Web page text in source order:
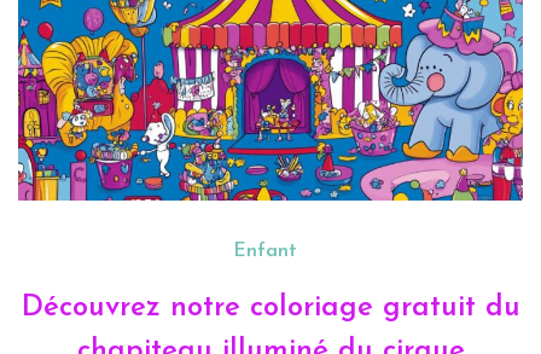
Enfant
Découvrez notre coloriage gratuit du